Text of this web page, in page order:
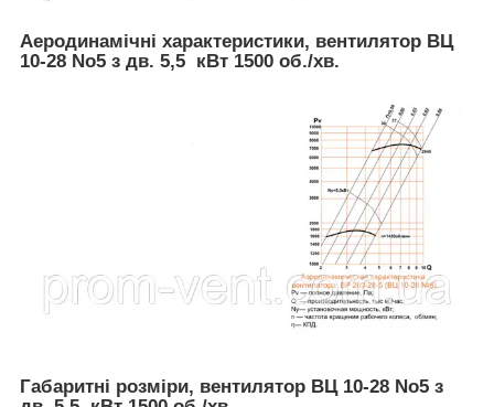
Аеродинамічні характеристики, вентилятор ВЦ
10-28 No5 з дв. 5,5 кВт 1500 об./хв.
Габаритні розміри, вентилятор ВЦ 10-28 No5 з